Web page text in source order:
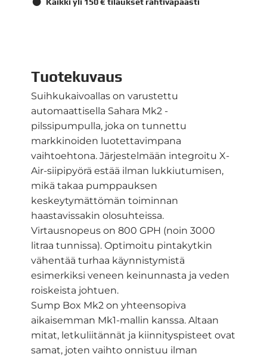
Kaikki yli 150 € tilaukset rahtivapaasti
Tuotekuvaus
Suihkukaivoallas on varustettu
automaattisella Sahara Mk2 -
pilssipumpulla, joka on tunnettu
markkinoiden luotettavimpana
vaihtoehtona. Järjestelmään integroitu X-
Air-siipipyörä estää ilman lukkiutumisen,
mikä takaa pumppauksen
keskeytymättömän toiminnan
haastavissakin olosuhteissa.
Virtausnopeus on 800 GPH (noin 3000
litraa tunnissa). Optimoitu pintakytkin
vähentää turhaa käynnistymistä
esimerkiksi veneen keinunnasta ja veden
roiskeista johtuen.
Sump Box Mk2 on yhteensopiva
aikaisemman Mk1-mallin kanssa. Altaan
mitat, letkuliitännät ja kiinnityspisteet ovat
samat, joten vaihto onnistuu ilman